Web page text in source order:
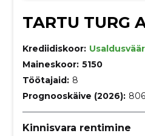
TARTU TURG
Krediidiskoor:
Maineskoor: 5150
Töötajaid: 8
Prognooskäive (2026):
Kinnisvara rentimine